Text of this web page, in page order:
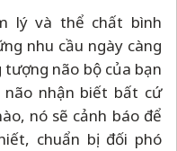
lý và thể chất bình
nhu cầu ngày càng
tượng não bộ của bạn
nhận biết bất cứ
nó sẽ cảnh báo để
chuẩn bị đối phó